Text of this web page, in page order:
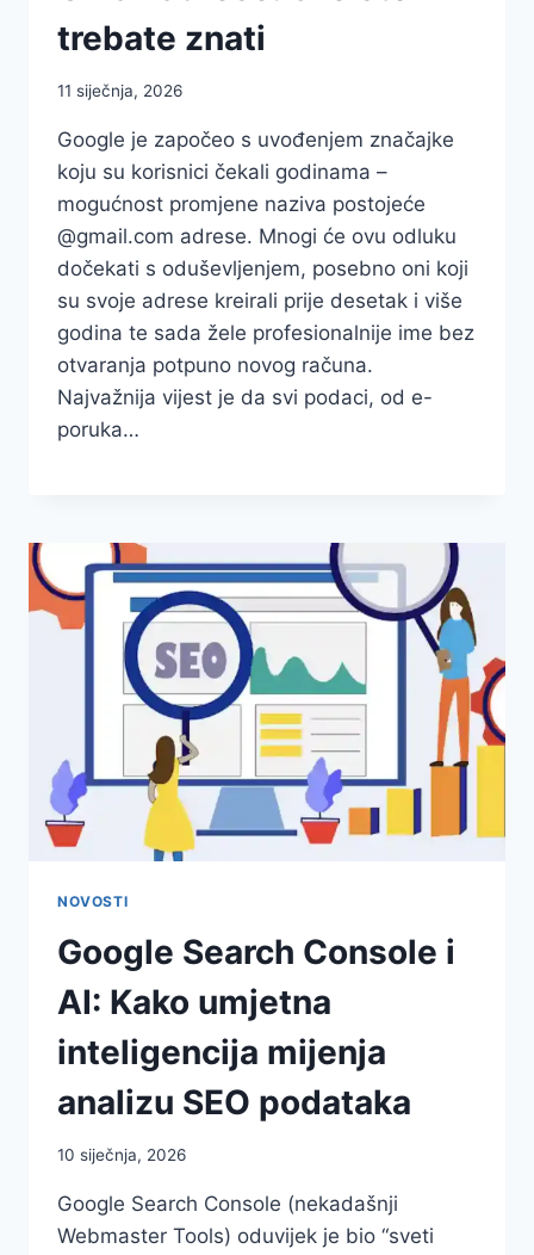
trebate znati
11 siječnja, 2026
Google je započeo s uvođenjem značajke
koju su korisnici čekali godinama –
mogućnost promjene naziva postojeće
@gmail.com adrese. Mnogi će ovu odluku
dočekati s oduševljenjem, posebno oni koji
su svoje adrese kreirali prije desetak i više
godina te sada žele profesionalnije ime bez
otvaranja potpuno novog računa.
Najvažnija vijest je da svi podaci, od e-
poruka…
NOVOSTI
Google Search Console i
AI: Kako umjetna
inteligencija mijenja
analizu SEO podataka
10 siječnja, 2026
Google Search Console (nekadašnji
Webmaster Tools) oduvijek je bio “sveti